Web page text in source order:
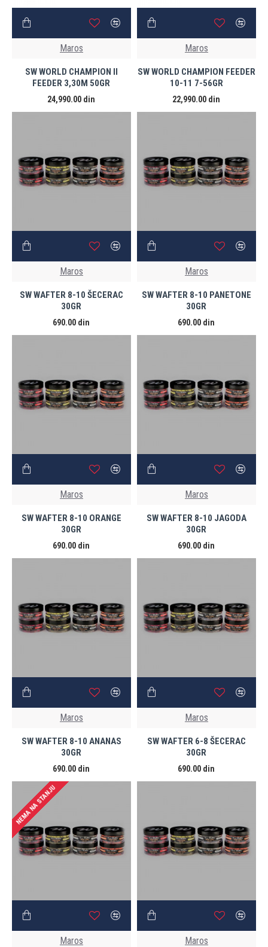
Maros
SW WORLD CHAMPION II
FEEDER 3,30M 50GR
24,990.00 din
Maros
SW WORLD CHAMPION FEEDER
10-11 7-56GR
22,990.00 din
Maros
SW WAFTER 8-10 ŠECERAC
30GR
690.00 din
Maros
SW WAFTER 8-10 PANETONE
30GR
690.00 din
Maros
SW WAFTER 8-10 ORANGE
30GR
690.00 din
Maros
SW WAFTER 8-10 JAGODA
30GR
690.00 din
Maros
SW WAFTER 8-10 ANANAS
30GR
690.00 din
Maros
SW WAFTER 6-8 ŠECERAC
30GR
690.00 din
NEMA NA STANJU
Maros Maros